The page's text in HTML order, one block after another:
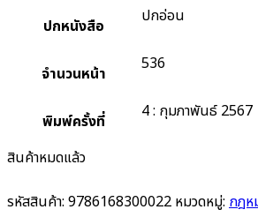
ปกหนังสือ ปกอ่อน
จำนวนหน้า 536
พิมพ์ครั้งที่ 4 : กุมภาพันธ์ 2567
สินค้าหมดแล้ว
รหัสสินค้า: 9786168300022 หมวดหมู่: กฎห